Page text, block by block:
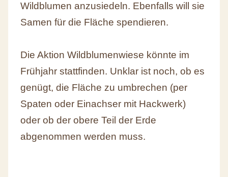
Wildblumen anzusiedeln. Ebenfalls will sie
Samen für die Fläche spendieren.
Die Aktion Wildblumenwiese könnte im
Frühjahr stattfinden. Unklar ist noch, ob es
genügt, die Fläche zu umbrechen (per
Spaten oder Einachser mit Hackwerk)
oder ob der obere Teil der Erde
abgenommen werden muss.